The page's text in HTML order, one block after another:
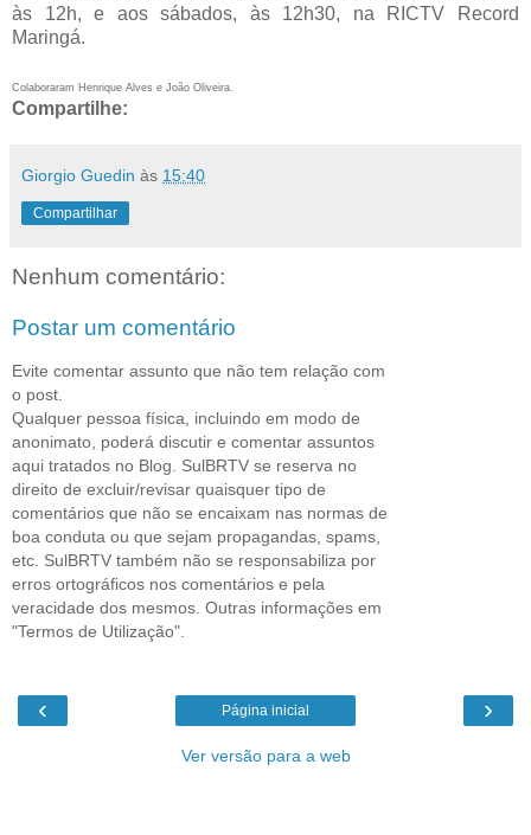
às 12h, e aos sábados, às 12h30, na RICTV Record
Maringá.
Colaboraram Henrique Alves e João Oliveira.
Compartilhe:
Giorgio Guedin às 15:40
Compartilhar
Nenhum comentário:
Postar um comentário
Evite comentar assunto que não tem relação com
o post.
Qualquer pessoa física, incluindo em modo de
anonimato, poderá discutir e comentar assuntos
aqui tratados no Blog. SulBRTV se reserva no
direito de excluir/revisar quaisquer tipo de
comentários que não se encaixam nas normas de
boa conduta ou que sejam propagandas, spams,
etc. SulBRTV também não se responsabiliza por
erros ortográficos nos comentários e pela
veracidade dos mesmos. Outras informações em
"Termos de Utilização".
‹ ›
Página inicial
Ver versão para a web